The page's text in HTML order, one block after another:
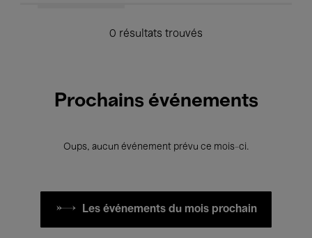
0 résultats trouvés
Prochains événements
Oups, aucun événement prévu ce mois-ci.
Les événements du mois prochain